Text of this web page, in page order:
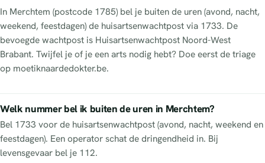
In Merchtem (postcode 1785) bel je buiten de uren (avond, nacht,
weekend, feestdagen) de huisartsenwachtpost via 1733. De
bevoegde wachtpost is Huisartsenwachtpost Noord-West
Brabant. Twijfel je of je een arts nodig hebt? Doe eerst de triage
op moetiknaardedokter.be.
Welk nummer bel ik buiten de uren in Merchtem?
Bel 1733 voor de huisartsenwachtpost (avond, nacht, weekend en
feestdagen). Een operator schat de dringendheid in. Bij
levensgevaar bel je 112.